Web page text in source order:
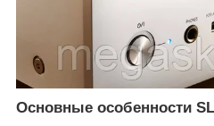
Основные особенности